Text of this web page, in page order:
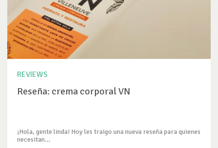
REVIEWS
Reseña: crema corporal VN
¡Hola, gente linda! Hoy les traigo una nueva reseña para quienes
necesitan...